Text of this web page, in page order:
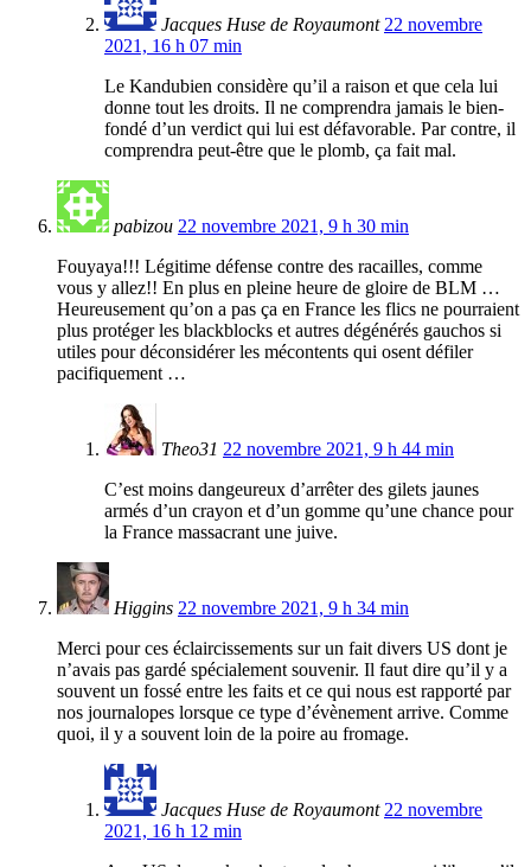
Jacques Huse de Royaumont 22 novembre
2021, 16 h 07 min
Le Kandubien considère qu’il a raison et que cela lui
donne tout les droits. Il ne comprendra jamais le bien-
fondé d’un verdict qui lui est défavorable. Par contre, il
comprendra peut-être que le plomb, ça fait mal.
pabizou 22 novembre 2021, 9 h 30 min
Fouyaya!!! Légitime défense contre des racailles, comme
vous y allez!! En plus en pleine heure de gloire de BLM …
Heureusement qu’on a pas ça en France les flics ne pourraient
plus protéger les blackblocks et autres dégénérés gauchos si
utiles pour déconsidérer les mécontents qui osent défiler
pacifiquement …
Theo31 22 novembre 2021, 9 h 44 min
C’est moins dangeureux d’arrêter des gilets jaunes
armés d’un crayon et d’un gomme qu’une chance pour
la France massacrant une juive.
Higgins 22 novembre 2021, 9 h 34 min
Merci pour ces éclaircissements sur un fait divers US dont je
n’avais pas gardé spécialement souvenir. Il faut dire qu’il y a
souvent un fossé entre les faits et ce qui nous est rapporté par
nos journalopes lorsque ce type d’évènement arrive. Comme
quoi, il y a souvent loin de la poire au fromage.
Jacques Huse de Royaumont 22 novembre
2021, 16 h 12 min